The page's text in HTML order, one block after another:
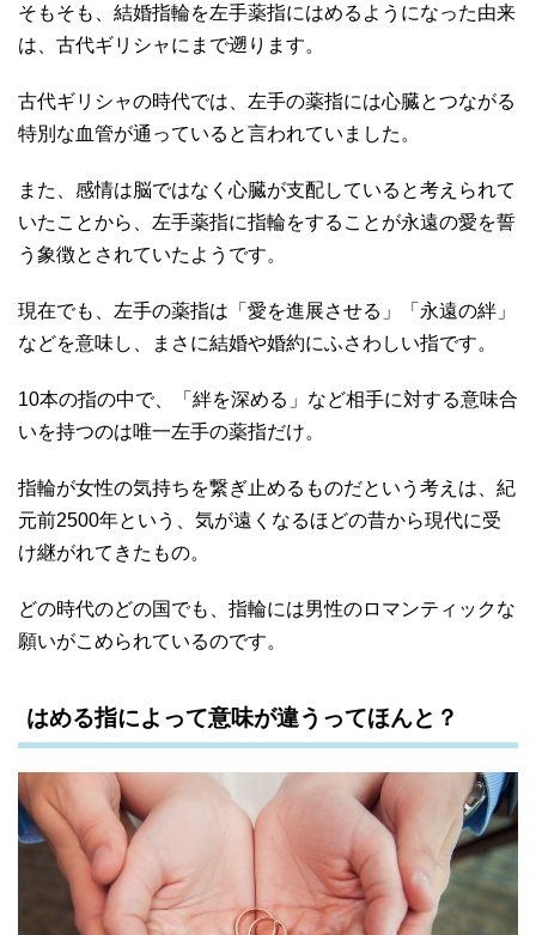
そもそも、結婚指輪を左手薬指にはめるようになった由来
は、古代ギリシャにまで遡ります。
古代ギリシャの時代では、左手の薬指には心臓とつながる
特別な血管が通っていると言われていました。
また、感情は脳ではなく心臓が支配していると考えられて
いたことから、左手薬指に指輪をすることが永遠の愛を誓
う象徴とされていたようです。
現在でも、左手の薬指は「愛を進展させる」「永遠の絆」
などを意味し、まさに結婚や婚約にふさわしい指です。
10本の指の中で、「絆を深める」など相手に対する意味合
いを持つのは唯一左手の薬指だけ。
指輪が女性の気持ちを繋ぎ止めるものだという考えは、紀
元前2500年という、気が遠くなるほどの昔から現代に受
け継がれてきたもの。
どの時代のどの国でも、指輪には男性のロマンティックな
願いがこめられているのです。
はめる指によって意味が違うってほんと？